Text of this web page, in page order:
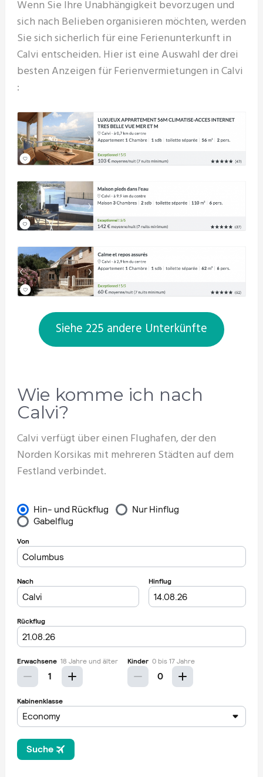
Wenn Sie Ihre Unabhängigkeit bevorzugen und
sich nach Belieben organisieren möchten, werden
Sie sich sicherlich für eine Ferienunterkunft in
Calvi entscheiden. Hier ist eine Auswahl der drei
besten Anzeigen für Ferienvermietungen in Calvi
:
Siehe 225 andere Unterkünfte
Wie komme ich nach
Calvi?
Calvi verfügt über einen Flughafen, der den
Norden Korsikas mit mehreren Städten auf dem
Festland verbindet.